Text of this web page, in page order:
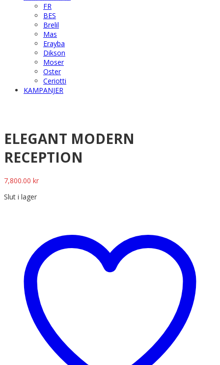
FR
BES
Brelil
Mas
Erayba
Dikson
Moser
Oster
Ceriotti
KAMPANJER
ELEGANT MODERN
RECEPTION
7,800.00 kr
Slut i lager